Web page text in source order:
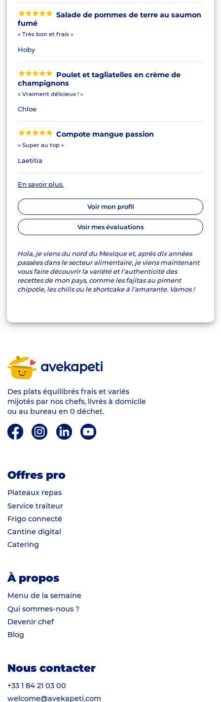
Salade de pommes de terre au saumon
fumé
« Très bon et frais »
Hoby
Poulet et tagliatelles en crème de
champignons
« Vraiment délicieux ! »
Chloe
Compote mangue passion
« Super au top »
Laetitia
En savoir plus.
Voir mon profil
Voir mes évaluations
Hola, je viens du nord du Mexique et, après dix années
passées dans le secteur alimentaire, je viens maintenant
vous faire découvrir la variété et l'authenticité des
recettes de mon pays, comme les fajitas au piment
chipotle, les chilis ou le shortcake à l'amarante. Vamos !
avekapeti
Des plats équilibrés frais et variés
mijotés par nos chefs, livrés à domicile
ou au bureau en 0 déchet.
Offres pro
Plateaux repas
Service traiteur
Frigo connecté
Cantine digital
Catering
À propos
Menu de la semaine
Qui sommes-nous ?
Devenir chef
Blog
Nous contacter
+33 1 84 21 03 00
welcome@avekapeti.com